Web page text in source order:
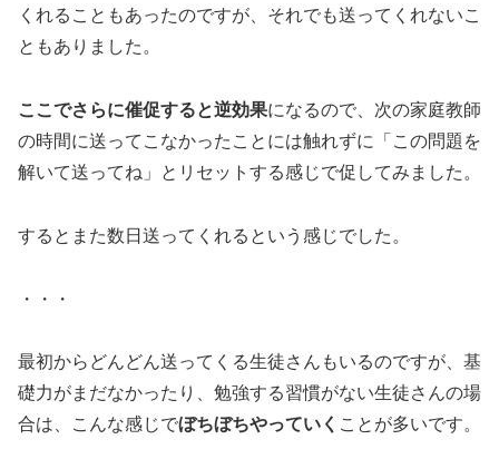
くれることもあったのですが、それでも送ってくれないこ
ともありました。
ここでさらに催促すると逆効果になるので、次の家庭教師
の時間に送ってこなかったことには触れずに「この問題を
解いて送ってね」とリセットする感じで促してみました。
するとまた数日送ってくれるという感じでした。
・・・
最初からどんどん送ってくる生徒さんもいるのですが、基
礎力がまだなかったり、勉強する習慣がない生徒さんの場
合は、こんな感じでぼちぼちやっていく ことが多いです。